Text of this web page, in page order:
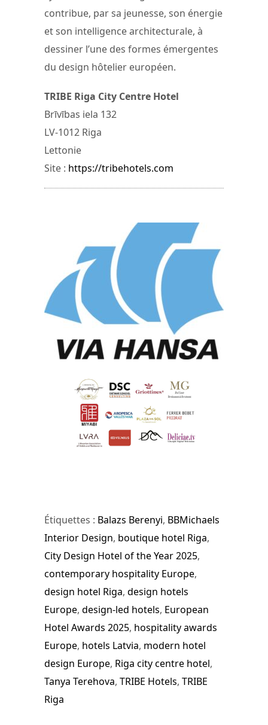
contribue, par sa jeunesse, son énergie
et son intelligence architecturale, à
dessiner l’une des formes émergentes
du design hôtelier européen.
TRIBE Riga City Centre Hotel
Brīvības iela 132
LV-1012 Riga
Lettonie
Site : https://tribehotels.com
Étiquettes : Balazs Berenyi, BBMichaels
Interior Design, boutique hotel Riga,
City Design Hotel of the Year 2025,
contemporary hospitality Europe,
design hotel Riga, design hotels
Europe, design-led hotels, European
Hotel Awards 2025, hospitality awards
Europe, hotels Latvia, modern hotel
design Europe, Riga city centre hotel,
Tanya Terehova, TRIBE Hotels, TRIBE
Riga